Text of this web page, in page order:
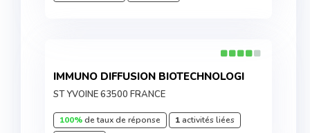
IMMUNO DIFFUSION BIOTECHNOLOGI
ST YVOINE 63500 FRANCE
100%de taux de réponse 1activités liées